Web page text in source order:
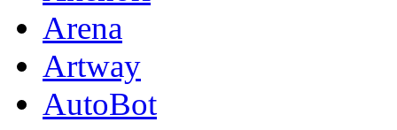
Arena
Artway
AutoBot